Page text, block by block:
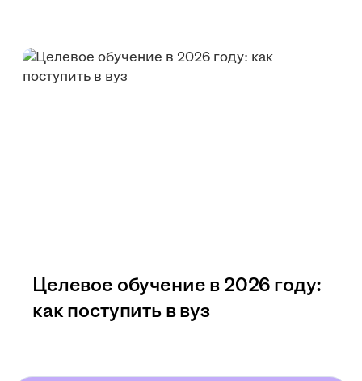
Целевое обучение в 2026 году:
как поступить в вуз